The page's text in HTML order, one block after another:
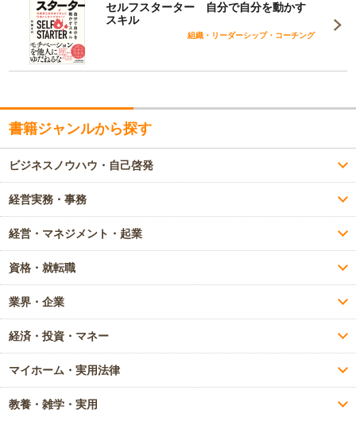
セルフスターター 自分で自分を動かす
スキル
組織・リーダーシップ・コーチング
書籍ジャンルから探す
ビジネスノウハウ・自己啓発
経営実務・事務
経営・マネジメント・起業
資格・就転職
業界・企業
経済・投資・マネー
マイホーム・実用法律
教養・雑学・実用